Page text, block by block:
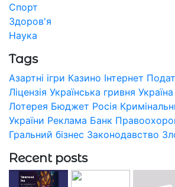
Спорт
Здоров'я
Наука
Tags
Азартні ігри Казино Інтернет
Ліцензія Українська гривня Україна
Лотерея Бюджет Росія
України Реклама Банк
Гральний бізнес Законодавство
Recent posts